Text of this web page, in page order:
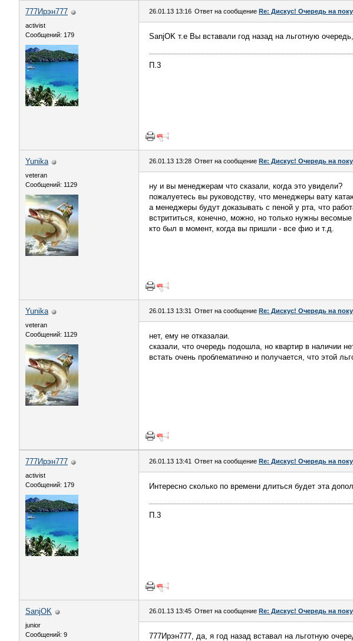
777Ирэн777
activist
Сообщений: 179
26.01.13 13:16 Ответ на сообщение Re: Дискус! Очередь на
SanjOK т.е Вы вставали год назад на льготную
П.3
Yunika
veteran
Сообщений: 1129
26.01.13 13:28 Ответ на сообщение Re: Дискус! Очередь на
ну и вы менеджерам что сказали, когда это увидели?
пожалуетесь вы руководству, что менеджеры вату
а менеджеры будут доказывать с пеной у рта, что
встрититься, конечно, можно, но только нужны
кто был в момент, когда вы пришли - все фио и т.д.
Yunika
veteran
Сообщений: 1129
26.01.13 13:31 Ответ на сообщение Re: Дискус! Очередь на
нет, ему не отказалаи.
сказали, что очередь подошла, но квартир в наличии
встать очень проблематично и получается, что этой
777Ирэн777
activist
Сообщений: 179
26.01.13 13:41 Ответ на сообщение Re: Дискус! Очередь на
Интересно сколько по времени длиться будет эта
П.3
SanjOK
junior
Сообщений: 9
26.01.13 13:45 Ответ на сообщение Re: Дискус! Очередь на
777Ирэн777, да, я год назад вставал на льготную